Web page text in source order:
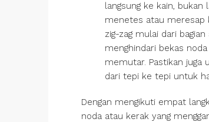
langsung ke kain,
menetes atau meresap
zig-zag mulai dari
menghindari bekas
memutar. Pastikan juga
dari tepi ke tepi untuk
Dengan mengikuti empat
noda atau kerak yang